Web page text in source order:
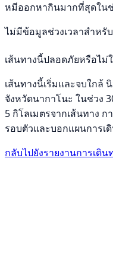
หมีออกหากินมากที่สุดใน
ไม่มีข้อมูลช่วงเวลาสำหรั
เส้นทางนี้ปลอดภัยหรือไม่
เส้นทางนี้เริ่มและจบใกล้
จังหวัดนากาโนะ ในช่วง
5 กิโลเมตรจากเส้นทาง
รอบตัวและบอกแผนการเ
กลับไปยังรายงานการเดิน